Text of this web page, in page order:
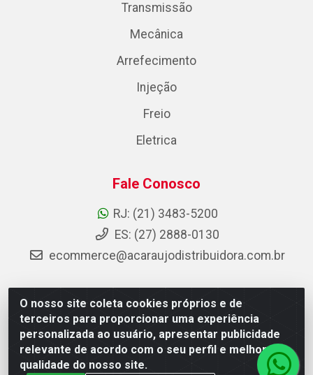
O nosso site coleta cookies próprios e de
terceiros para proporcionar uma experiência
personalizada ao usuário, apresentar publicidade
relevante de acordo com o seu perfil e melhorar a
qualidade do nosso site.
Transmissão
Mecânica
Arrefecimento
Injeção
Freio
Eletrica
Fale Conosco
RJ: (21) 3483-5200
ES: (27) 2888-0130
ecommerce@acaraujodistribuidora.com.br
AC Araujo Distribuidora - Rua Carneiro de Campos, 42 -
São Cristóvão, Rio de Janeiro/RJ - CEP 20.920-410 -
CNPJ 08.744.753/0003-85